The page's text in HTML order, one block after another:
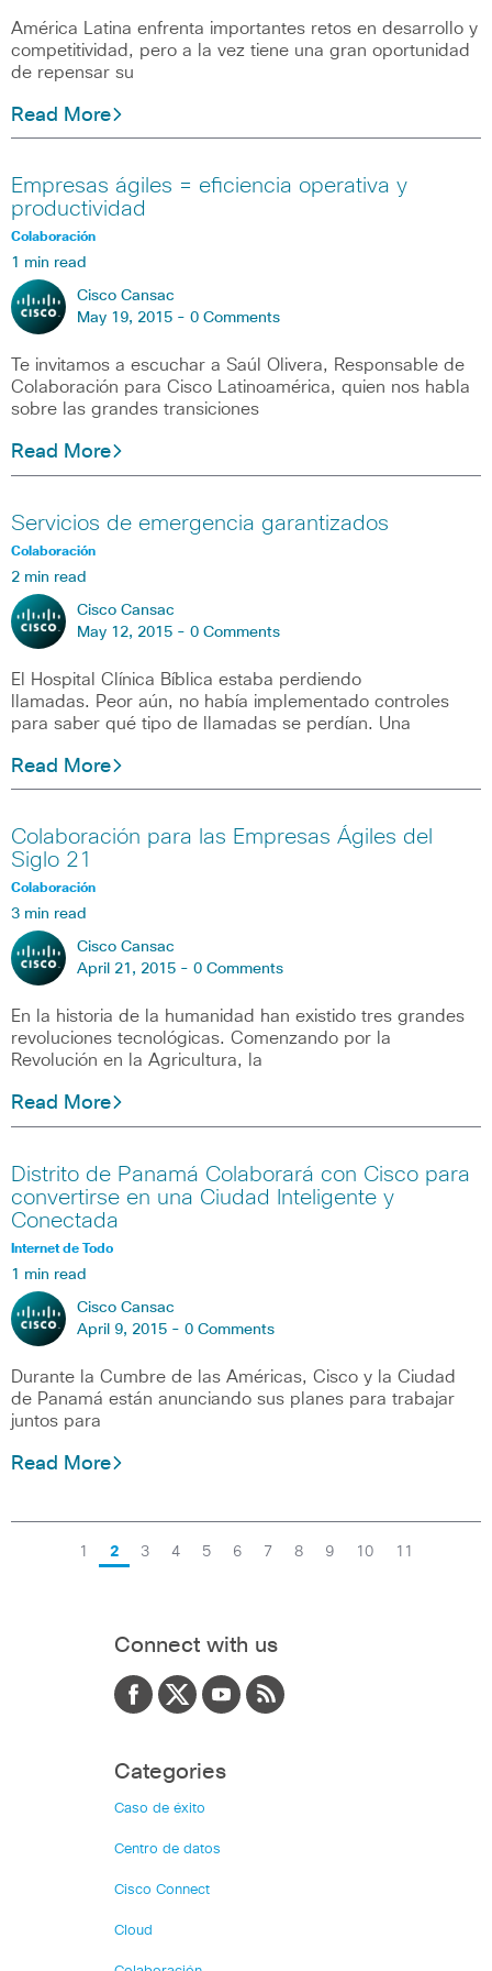
América Latina enfrenta importantes retos en desarrollo y
competitividad, pero a la vez tiene una gran oportunidad
de repensar su
Read More
Empresas ágiles = eficiencia operativa y
productividad
Colaboración
1 min read
Cisco Cansac
May 19, 2015 - 0 Comments
Te invitamos a escuchar a Saúl Olivera, Responsable de
Colaboración para Cisco Latinoamérica, quien nos habla
sobre las grandes transiciones
Read More
Servicios de emergencia garantizados
Colaboración
2 min read
Cisco Cansac
May 12, 2015 - 0 Comments
El Hospital Clínica Bíblica estaba perdiendo
llamadas. Peor aún, no había implementado controles
para saber qué tipo de llamadas se perdían. Una
Read More
Colaboración para las Empresas Ágiles del
Siglo 21
Colaboración
3 min read
Cisco Cansac
April 21, 2015 - 0 Comments
En la historia de la humanidad han existido tres grandes
revoluciones tecnológicas. Comenzando por la
Revolución en la Agricultura, la
Read More
Distrito de Panamá Colaborará con Cisco para
convertirse en una Ciudad Inteligente y
Conectada
Internet de Todo
1 min read
Cisco Cansac
April 9, 2015 - 0 Comments
Durante la Cumbre de las Américas, Cisco y la Ciudad
de Panamá están anunciando sus planes para trabajar
juntos para
Read More
1 2 3 4 5 6 7 8 9 10 11
Connect with us
Categories
Caso de éxito
Centro de datos
Cisco Connect
Cloud